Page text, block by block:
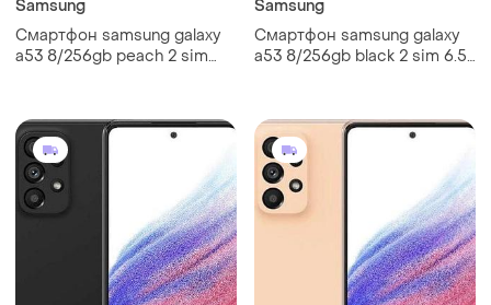
Samsung
Смартфон samsung galaxy
a53 8/256gb peach 2 sim
Samsung
Смартфон samsung galaxy
a53 8/256gb black 2 sim 6.5"